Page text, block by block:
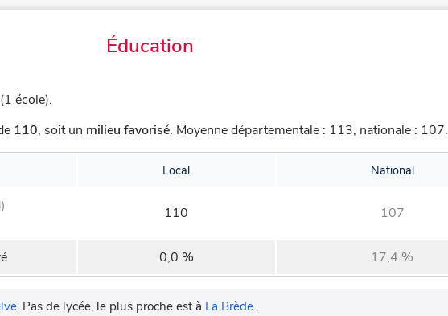
Éducation
école).
110, soit un milieu favorisé. Moyenne départementale : 113, nationale : 107.
Local National
110 107
0,0 % 17,4 %
. Pas de lycée, le plus proche est à La Brède.